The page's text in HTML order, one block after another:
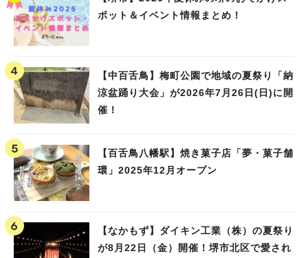
ポット＆イベント情報まとめ！
【中百舌鳥】梅町公園で地域の夏祭り「納
涼盆踊り大会」が2026年7月26日(日)に開
催！
【百舌鳥八幡駅】焼き菓子店「夢・菓子舗
環」2025年12月オープン
【なかもず】ダイキン工業（株）の夏祭り
が8月22日（金）開催！堺市北区で愛され